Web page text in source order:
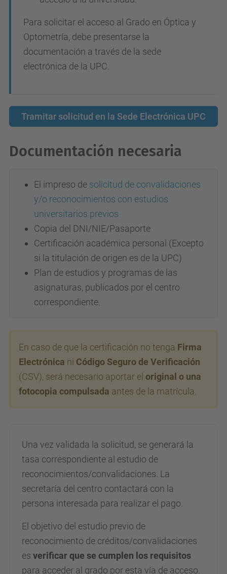
Para solicitar el acceso al Grado en Óptica y
Optometría, debe presentarse la
documentación a través de la sede
electrónica de la UPC.
Tramitar solicitud en la Sede Electrónica UPC
Documentación necesaria
El impreso de solicitud de convalidaciones
y/o reconocimientos con estudios
universitarios previos
Copia del DNI/NIE/Pasaporte
Certificación académica personal (Excepto
si la titulación de origen es de la UPC)
Plan de estudios y programas de las
asignaturas, publicados por el centro
correspondiente.
En caso de que la certificación no tenga Firma
Electrónica ni Código Seguro de Verificación
(CSV), será necesario aportar el original o una
fotocopia compulsada antes de la matrícula.
Una vez validada la solicitud, se generará la
tasa correspondiente al estudio de
reconocimientos/convalidaciones. La
secretaría del centro contactará con la
persona interesada para realizar el pago.
El objetivo del estudio previo de
reconocimiento de créditos/convalidaciones
es verificar que se cumplen los requisitos
para acceder al grado por esta vía de acceso.